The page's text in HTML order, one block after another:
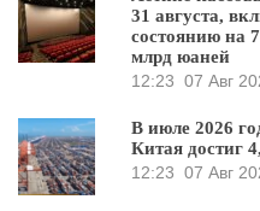
31 августа,
состоянию на
млрд юаней
12:23 07 Авг
В июле 2026
Китая достиг
12:23 07 Авг